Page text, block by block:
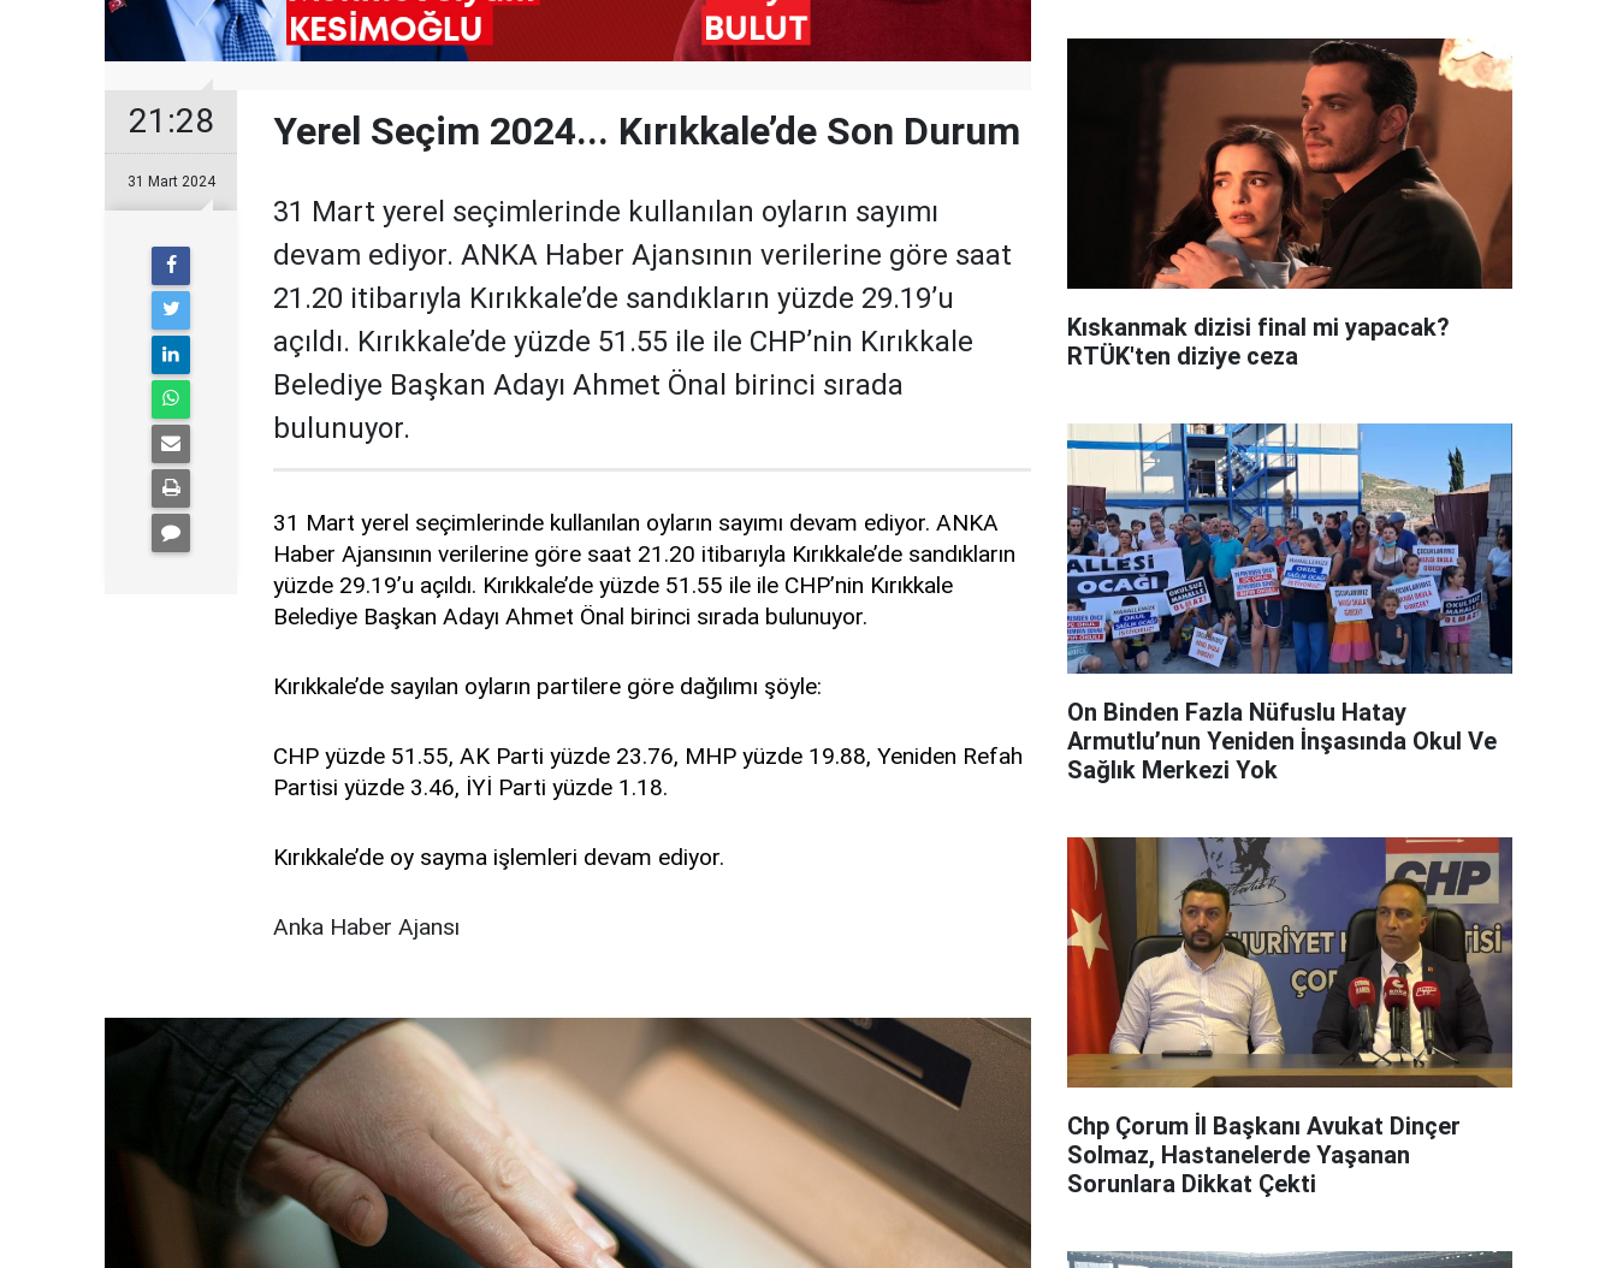
21:28
31 Mart 2024
Yerel Seçim 2024... Kırıkkale’de Son Durum
31 Mart yerel seçimlerinde kullanılan oyların sayımı
devam ediyor. ANKA Haber Ajansının verilerine göre saat
21.20 itibarıyla Kırıkkale’de sandıkların yüzde 29.19’u
açıldı. Kırıkkale’de yüzde 51.55 ile ile CHP’nin Kırıkkale
Belediye Başkan Adayı Ahmet Önal birinci sırada
bulunuyor.
31 Mart yerel seçimlerinde kullanılan oyların sayımı devam ediyor. ANKA
Haber Ajansının verilerine göre saat 21 .20 itibarıyla Kırıkkale’de sandıkların
yüzde 29.19’u açıldı. Kırıkkale’de yüzde 51.55 ile ile CHP’nin Kırıkkale
Belediye Başkan Adayı Ahmet Önal birinci sırada bulunuyor.
Kırıkkale’de sayılan oyların partilere göre dağılımı şöyle:
CHP yüzde 51.55, AK Parti yüzde 23.76, MHP yüzde 19.88, Yeniden Refah
Partisi yüzde 3.46, İYİ Parti yüzde 1.18.
Kırıkkale’de oy sayma işlemleri devam ediyor.
Anka Haber Ajansı
Kıskanmak dizisi final mi yapacak?
RTÜK'ten diziye ceza
On Binden Fazla Nüfuslu Hatay
Armutlu’nun Yeniden İnşasında Okul Ve
Sağlık Merkezi Yok
Chp Çorum İl Başkanı Avukat Dinçer
Solmaz, Hastanelerde Yaşanan
Sorunlara Dikkat Çekti